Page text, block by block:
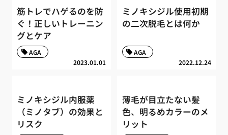
筋トレでハゲるのを防
ぐ！正しいトレーニン
グとケア
2023.01.01
AGA
ミノキシジル使用初期
の二次脱毛とは何か
2022.12.24
AGA
ミノキシジル内服薬
（ミノタブ）の効果と
リスク
薄毛が目立たない髪
色、明るめカラーのメ
リット